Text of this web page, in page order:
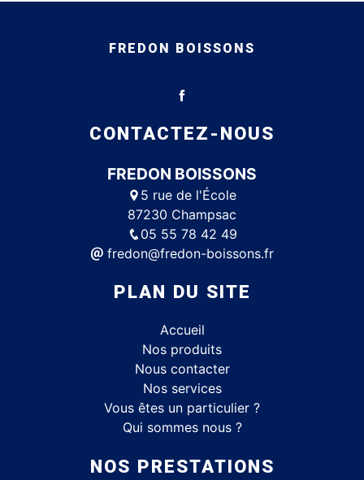
FREDON BOISSONS
CONTACTEZ-NOUS
FREDON BOISSONS
5 rue de l'École
87230 Champsac
05 55 78 42 49
fredon@fredon-boissons.fr
PLAN DU SITE
Accueil
Nos produits
Nous contacter
Nos services
Vous êtes un particulier ?
Qui sommes nous ?
NOS PRESTATIONS